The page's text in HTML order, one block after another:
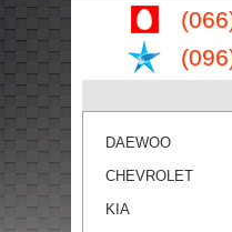
DAEWOO
CHEVROLET
KIA